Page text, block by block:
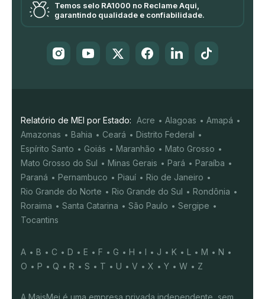
Temos selo RA1000 no Reclame Aqui,
garantindo qualidade e confiabilidade.
Relatório de MEI por Estado: Acre Alagoas
Amapá
Amazonas
Bahia Ceará
Distrito Federal
Espírito Santo
Goiás Maranhão
Mato Grosso
Mato Grosso do Sul
Minas Gerais Pará
Paraíba
Paraná
Pernambuco Piauí
Rio de Janeiro
Rio Grande do Norte
Rio Grande do Sul
Rondônia
Roraima
Santa Catarina São Paulo
Sergipe
Tocantins
A B C D E F G H I J K L M
N
O
P Q R S T U V X Y W Z
A MaisMei é uma empresa privada independente, sem